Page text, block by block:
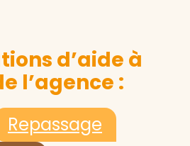
d’aide à
l’agence :
Repassage